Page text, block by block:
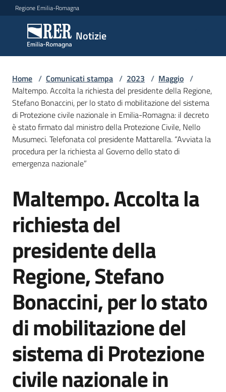
Vai al contenuto
Vai alla navigazione
Vai al footer
Regione Emilia-Romagna
Notizie
Notizie
Comunicati
stampa
Menu selezionato
Cerca
un
comunicato
Risorse
Agenzia
di
informazione
e
comunicazione
Seguici
su
Home / Comunicati stampa / 2023 / Maggio /
Maltempo. Accolta la richiesta del presidente della Regione,
Stefano Bonaccini, per lo stato di mobilitazione del sistema
di Protezione civile nazionale in Emilia-Romagna: il decreto
è stato firmato dal ministro della Protezione Civile, Nello
Musumeci. Telefonata col presidente Mattarella. “Avviata la
procedura per la richiesta al Governo dello stato di
emergenza nazionale”
Salta al contenuto
Maltempo. Accolta la
richiesta del
presidente della
Regione, Stefano
Bonaccini, per lo stato
di mobilitazione del
sistema di Protezione
civile nazionale in